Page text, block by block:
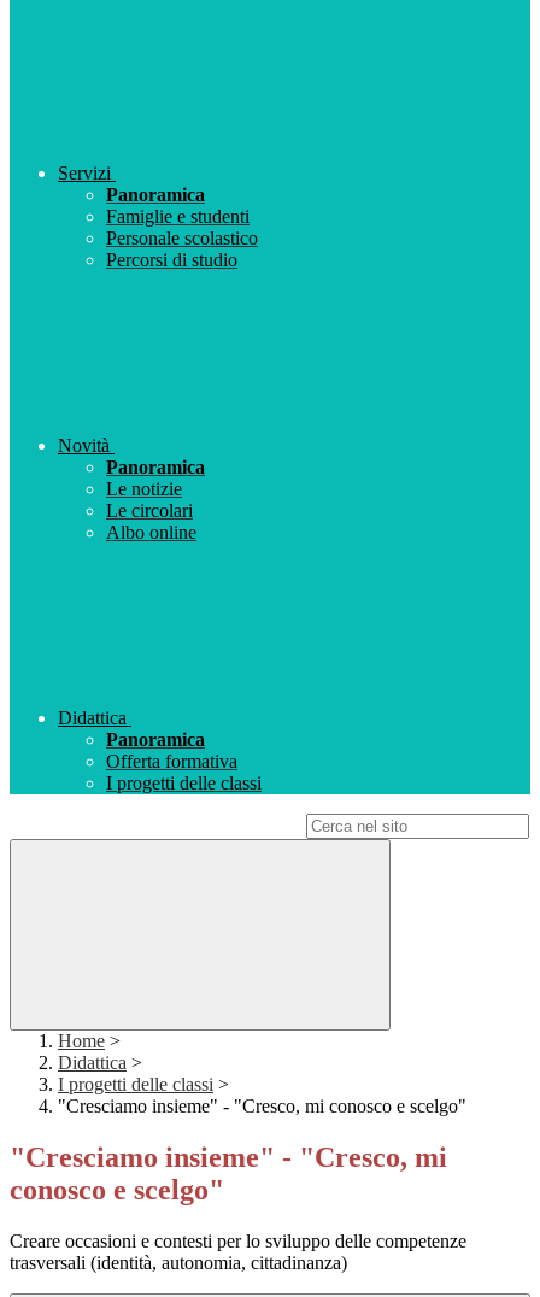
Servizi
Panoramica
Famiglie e studenti
Personale scolastico
Percorsi di studio
Novità
Panoramica
Le notizie
Le circolari
Albo online
Didattica
Panoramica
Offerta formativa
I progetti delle classi
Home >
Didattica >
I progetti delle classi >
"Cresciamo insieme" - "Cresco, mi conosco e scelgo"
"Cresciamo insieme" - "Cresco, mi
conosco e scelgo"
Creare occasioni e contesti per lo sviluppo delle competenze
trasversali (identità, autonomia, cittadinanza)